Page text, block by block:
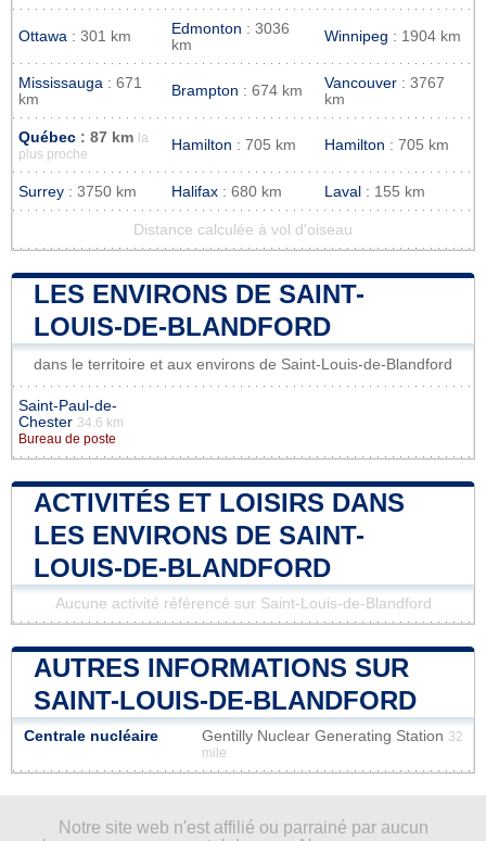
Ottawa : 301 km Edmonton : 3036
km
Winnipeg : 1904 km
Mississauga : 671
km
Brampton : 674 km Vancouver : 3767
km
Québec : 87 km
la
plus proche
Hamilton : 705 km Hamilton : 705 km
Surrey : 3750 km Halifax : 680 km Laval : 155 km
Distance calculée à vol d'oiseau
LES ENVIRONS DE SAINT-
LOUIS-DE-BLANDFORD
dans le territoire et aux environs de Saint-Louis-de-Blandford
Saint-Paul-de-
Chester 34.6 km
Bureau de poste
ACTIVITÉS ET LOISIRS DANS
LES ENVIRONS DE SAINT-
LOUIS-DE-BLANDFORD
Aucune activité référencé sur Saint-Louis-de-Blandford
AUTRES INFORMATIONS SUR
SAINT-LOUIS-DE-BLANDFORD
Centrale nucléaire Gentilly Nuclear Generating Station 32
mile
Notre site web n'est affilié ou parrainé par aucun